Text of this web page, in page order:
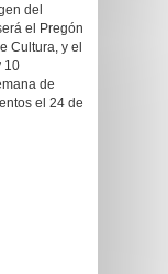
del
el Pregón
Cultura, y el
10
de
el 24 de